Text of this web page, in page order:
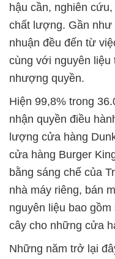
hậu cần, nghiên
chất lượng. Gần như
nhuận đều đến từ
cùng với nguyên liệu
nhượng quyền.
Hiện 99,8% trong
nhận quyền điều
lượng cửa hàng
cửa hàng Burger
bằng sáng chế của
nhà máy riêng, bán
nguyên liệu bao
cây cho những cửa
Những năm trở lại